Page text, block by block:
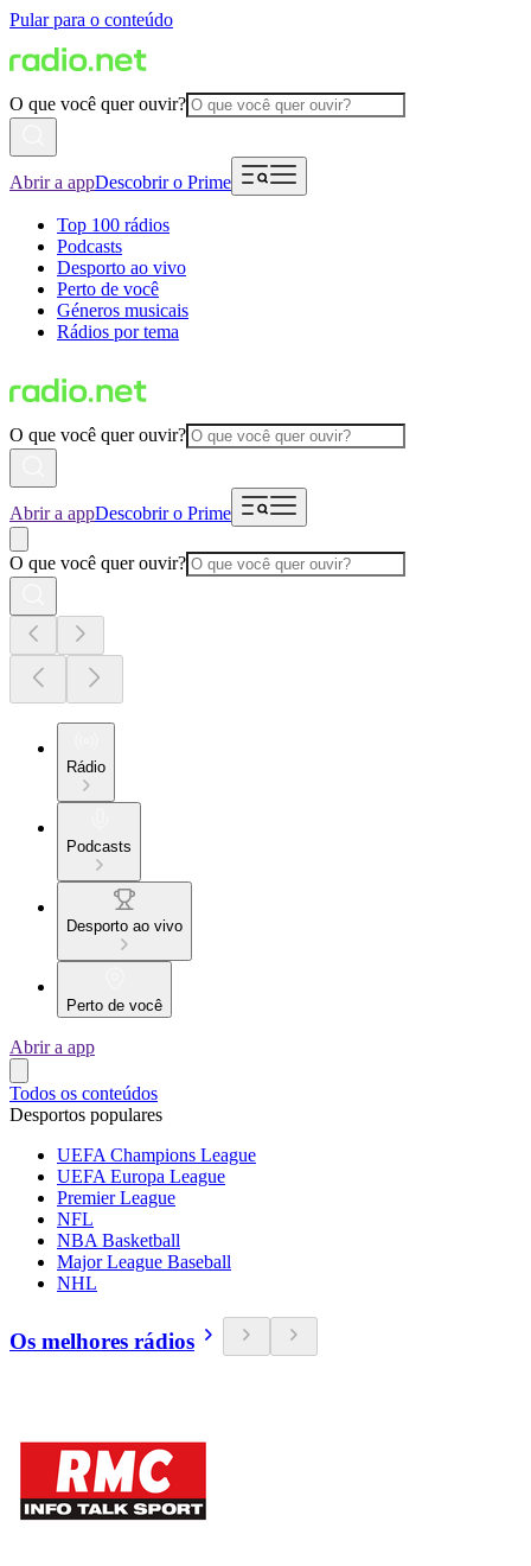
Pular para o conteúdo
O que você quer ouvir?
Abrir a appDescobrir o Prime
Top 100 rádios
Podcasts
Desporto ao vivo
Perto de você
Géneros musicais
Rádios por tema
O que você quer ouvir?
Abrir a appDescobrir o Prime
O que você quer ouvir?
Rádio
Podcasts
Desporto ao vivo
Perto de você
Abrir a app
Todos os conteúdos
Desportos populares
UEFA Champions League
UEFA Europa League
Premier League
NFL
NBA Basketball
Major League Baseball
NHL
Os melhores rádios